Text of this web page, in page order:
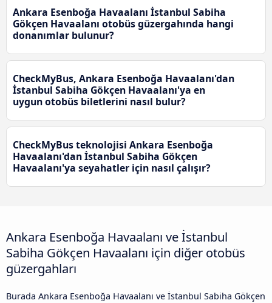
Ankara Esenboğa Havaalanı İstanbul Sabiha
Gökçen Havaalanı otobüs güzergahında hangi
donanımlar bulunur?
CheckMyBus, Ankara Esenboğa Havaalanı'dan
İstanbul Sabiha Gökçen Havaalanı'ya en
uygun otobüs biletlerini nasıl bulur?
CheckMyBus teknolojisi Ankara Esenboğa
Havaalanı'dan İstanbul Sabiha Gökçen
Havaalanı'ya seyahatler için nasıl çalışır?
Ankara Esenboğa Havaalanı ve İstanbul
Sabiha Gökçen Havaalanı için diğer otobüs
güzergahları
Burada Ankara Esenboğa Havaalanı ve İstanbul Sabiha Gökçen